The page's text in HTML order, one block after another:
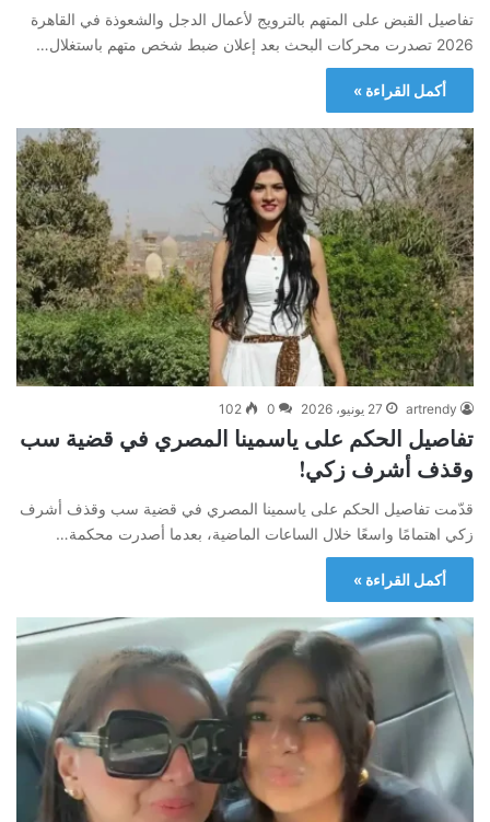
تفاصيل القبض على المتهم بالترويج لأعمال الدجل والشعوذة في القاهرة
2026 تصدرت محركات البحث بعد إعلان ضبط شخص متهم باستغلال…
أكمل القراءة »
artrendy 27 يونيو، 2026 0
102
تفاصيل الحكم على ياسمينا المصري في قضية سب
وقذف أشرف زكي!
قدّمت تفاصيل الحكم على ياسمينا المصري في قضية سب وقذف أشرف
زكي اهتمامًا واسعًا خلال الساعات الماضية، بعدما أصدرت محكمة…
أكمل القراءة »